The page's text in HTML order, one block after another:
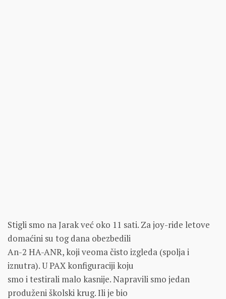
Stigli smo na Jarak već oko 11 sati. Za joy-ride letove
domaćini su tog dana obezbedili
An-2 HA-ANR, koji veoma čisto izgleda (spolja i
iznutra). U PAX konfiguraciji koju
smo i testirali malo kasnije. Napravili smo jedan
produženi školski krug. Ili je bio